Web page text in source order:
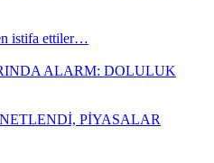
istifa ettiler…
ALARM: DOLULUK
PİYASALAR